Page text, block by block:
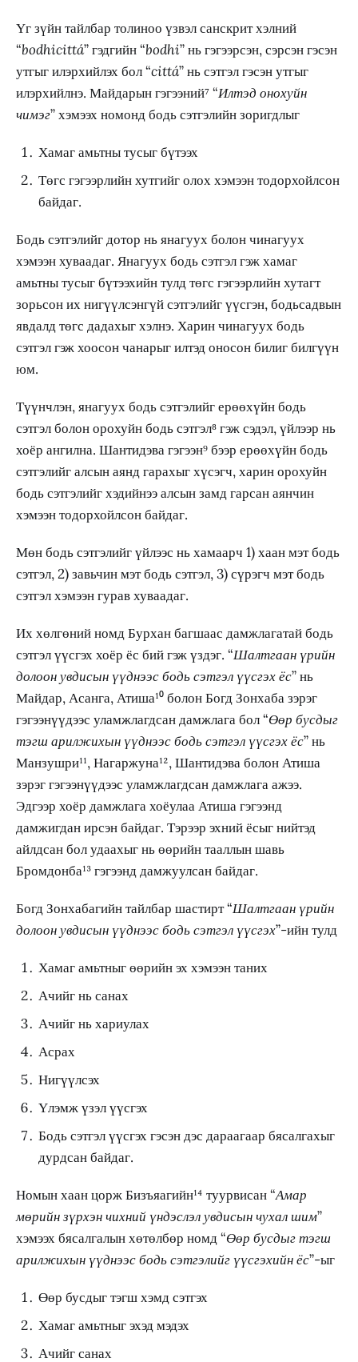
Үг зүйн тайлбар толиноо үзвэл санскрит хэлний
“bodhicittá” гэдгийн “bodhi” нь гэгээрсэн, сэрсэн гэсэн
утгыг илэрхийлэх бол “cittá” нь сэтгэл гэсэн утгыг
илэрхийлнэ. Майдарын гэгээний⁷ “Илтэд онохуйн
чимэг” хэмээх номонд бодь сэтгэлийн зоригдлыг
Хамаг амьтны тусыг бүтээх
Төгс гэгээрлийн хутгийг олох хэмээн тодорхойлсон
байдаг.
Бодь сэтгэлийг дотор нь янагуух болон чинагуух
хэмээн хуваадаг. Янагуух бодь сэтгэл гэж хамаг
амьтны тусыг бүтээхийн тулд төгс гэгээрлийн хутагт
зорьсон их нигүүлсэнгүй сэтгэлийг үүсгэн, бодьсадвын
явдалд төгс дадахыг хэлнэ. Харин чинагуух бодь
сэтгэл гэж хоосон чанарыг илтэд оносон билиг билгүүн
юм.
Түүнчлэн, янагуух бодь сэтгэлийг ерөөхүйн бодь
сэтгэл болон орохуйн бодь сэтгэл⁸ гэж сэдэл, үйлээр нь
хоёр ангилна. Шантидэва гэгээн⁹ бээр ерөөхүйн бодь
сэтгэлийг алсын аянд гарахыг хүсэгч, харин орохуйн
бодь сэтгэлийг хэдийнээ алсын замд гарсан аянчин
хэмээн тодорхойлсон байдаг.
Мөн бодь сэтгэлийг үйлээс нь хамаарч 1) хаан мэт бодь
сэтгэл, 2) завьчин мэт бодь сэтгэл, 3) сүрэгч мэт бодь
сэтгэл хэмээн гурав хуваадаг.
Их хөлгөний номд Бурхан багшаас дамжлагатай бодь
сэтгэл үүсгэх хоёр ёс бий гэж үздэг. “Шалтгаан үрийн
долоон увдисын үүднээс бодь сэтгэл үүсгэх ёс” нь
Майдар, Асанга, Атиша¹⁰ болон Богд Зонхаба зэрэг
гэгээнүүдээс уламжлагдсан дамжлага бол “Өөр бусдыг
тэгш арилжихын үүднээс бодь сэтгэл үүсгэх ёс” нь
Манзушри¹¹, Нагаржуна¹², Шантидэва болон Атиша
зэрэг гэгээнүүдээс уламжлагдсан дамжлага ажээ.
Эдгээр хоёр дамжлага хоёулаа Атиша гэгээнд
дамжигдан ирсэн байдаг. Тэрээр эхний ёсыг нийтэд
айлдсан бол удаахыг нь өөрийн тааллын шавь
Бромдонба¹³ гэгээнд дамжуулсан байдаг.
Богд Зонхабагийн тайлбар шастирт “Шалтгаан үрийн
долоон увдисын үүднээс бодь сэтгэл үүсгэх”-ийн тулд
Хамаг амьтныг өөрийн эх хэмээн таних
Ачийг нь санах
Ачийг нь хариулах
Асрах
Нигүүлсэх
Үлэмж үзэл үүсгэх
Бодь сэтгэл үүсгэх гэсэн дэс дараагаар бясалгахыг
дурдсан байдаг.
Номын хаан цорж Бизъяагийн¹⁴ туурвисан “Амар
мөрийн зүрхэн чихний үндэслэл увдисын чухал шим”
хэмээх бясалгалын хөтөлбөр номд “Өөр бусдыг тэгш
арилжихын үүднээс бодь сэтгэлийг үүсгэхийн ёс”-ыг
Өөр бусдыг тэгш хэмд сэтгэх
Хамаг амьтныг эхэд мэдэх
Ачийг санах